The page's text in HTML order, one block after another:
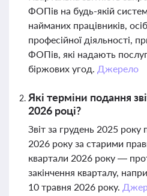
ФОПів на будь-якій
найманих працівників,
професійної діяльності,
ФОПів, які надають
біржових угод. Джерело
Які терміни подання
2026 році?
Звіт за грудень 2025 року
2026 року за старими
квартали 2026 року —
закінчення кварталу,
10 травня 2026 року.